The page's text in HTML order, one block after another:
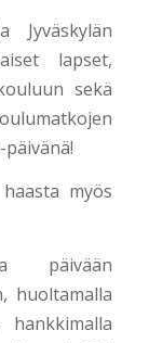
Jyväskylän
lapset,
sekä
myös
päivään
huoltamalla